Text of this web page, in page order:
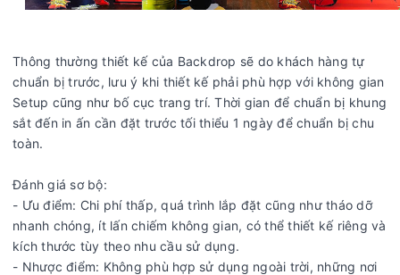
Thông thường thiết kế của Backdrop sẽ do khách hàng tự
chuẩn bị trước, lưu ý khi thiết kế phải phù hợp với không gian
Setup cũng như bố cục trang trí. Thời gian để chuẩn bị khung
sắt đến in ấn cần đặt trước tối thiểu 1 ngày để chuẩn bị chu
toàn.
Đánh giá sơ bộ:
- Ưu điểm: Chi phí thấp, quá trình lắp đặt cũng như tháo dỡ
nhanh chóng, ít lấn chiếm không gian, có thể thiết kế riêng và
kích thước tùy theo nhu cầu sử dụng.
- Nhược điểm: Không phù hợp sử dụng ngoài trời, những nơi